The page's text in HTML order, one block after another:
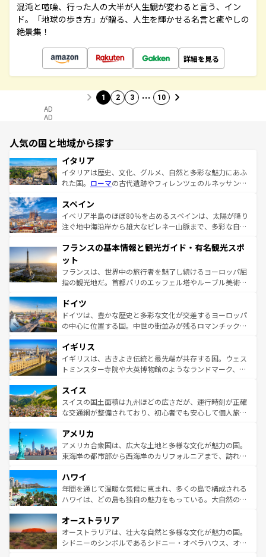
混沌と喧噪、行った人の大半が人生観が変わると言う、イン
ド。「地球の歩き方」が贈る、人生を輝かせる名言と癒やしの
絶景集！
詳細を見る
1 2 3 … 10
AD
AD
人気の国と地域から探す
イタリア
イタリアは歴史、文化、グルメ、自然と多彩な魅力にあふ
れた国。 ローマの古代遺跡やフィレンツェのルネッサンス
ろん、トスカーナの美しい田園風景やアマルフィ海岸の絶
景など、自然景観も見逃せない。観光の合間には、本場の
ピザやパスタなど、絶品のイタリア料理を堪能することも
ませてくれるイタリアで、忘れられない旅をしてみよう！
なお、新着のイタリア情報は
しい。
スペイン
イベリア半島のほぼ80％を占めるスペインは、太陽が降り
注ぐ地中海沿岸から雄大なピレネー山脈まで、多彩な自然
文化が根付くこの国では、情熱的なフラメンコ、熱気あふ
れる闘牛、そして美味しいタパスが生活の一部となってい
る。首都マドリードの洗練された雰囲気や、バルセロナの
アートに溢れた街角から、地方では古代ローマ遺跡や中世
せる。地方によって風土や気候が異なるスペインはその個
性で訪れる人を魅了する。 なお、新着のスペイン情報は コ
ンテンツ一覧を参照してほしい。
フランスの基本情報と観光ガイド・有名観光スポ
ット
フランスは、世界中の旅行者を魅了し続けるヨーロッパ屈
指の観光地だ。首都パリのエッフェル塔やルーブル美術館
で、幅広い魅力が詰まっている。華麗な宮殿、歴史的な大
聖堂、美しいビーチ、そして豊かな自然が、訪れる者を心
から魅了する。また、フランスは美食の国としても知ら
いる。シャンパンの発祥地であるランス、プロヴァンスの
香り高いラベンダー畑など、多彩な楽しみ方が可能だ。さ
らに、パリ以外の地域にも魅力が溢れており、どの街角に
れる地方に足を運ぶとそれぞれで全く異なる文化を体験で
きるだろう。 なお、新着のフランス情報はコンテンツ一覧
を参照してほしい。
ドイツ
ドイツは、豊かな歴史と多彩な文化が交差するヨーロッパ
の中心に位置する国。中世の街並みが残るロマンチック街
顔を持つこの国は、どこを歩いても飽きることがない。ベ
ルリンの文化的活気、バイエルン州のアルプスの絶景、そ
してライン川沿いのワイン畑といった風景は必見。ビール
は、お酒好きな人にはぜひ体験してほしい。 なお、新着の
ドイツ情報はコンテンツ一覧を参照してほしい。
イギリス
イギリスは、古きよき伝統と最先端が共存する国。ウェス
トミンスター寺院や大英博物館のようなランドマーク、歴
リアごとに異なる魅力がある。また、優雅なアフタヌーン
ティー、ビール好きにはたまらない英国パブ、サッカー観
戦など、本場だからこそできる体験も豊富。イギリスを旅
ンツ一覧を参照してほしい。
スイス
スイスの国土面積は九州ほどの広さだが、運行時刻が正確
な交通網が整備されており、初心者でも安心して個人旅行
の建物がそのまま残る町や、スイスならではのユニークな
博物館もあり、アルプス観光だけでなく町歩きも満喫する
ことができる。国民の所得が高いため物価も高いが、旅行
ば市内交通費無料で観光を楽しむこともできる。 なお、新
着のスイス情報はコンテンツ一覧 を参照してほしい。
アメリカ
アメリカ合衆国は、広大な土地と多様な文化が魅力の国。
東海岸の都市部から西海岸のカリフォルニアまで、訪れる
のような巨大都市は、観光、ショッピング、エンターテイ
ンメントが詰まった刺激的なスポットだ。一方、アメリカ
西部には大自然が広がり、グランドキャニオンやイエロー
部のニューオーリンズでは、音楽と美食が融合した独特の
文化が魅力。旅行者はアメリカの各地域で異なる魅力を楽
しみながら、その多様性と豊かな歴史を感じることができ
ハワイ
年間を通じて温暖な気候に恵まれ、多くの島で構成される
ハワイは、どの島も独自の魅力をもっている。大自然の神
ワイ島は見逃せない。また、定番の観光地といえばオアフ
島だが、静かな自然を求めるならマウイ島やカウアイ島が
おすすめ。エメラルドグリーンに輝く海をはじめ、豊かな
オーストラリア
オーストラリアは、壮大な自然と多様な文化が魅力の国。
シドニーのシンボルであるシドニー・オペラハウス、オー